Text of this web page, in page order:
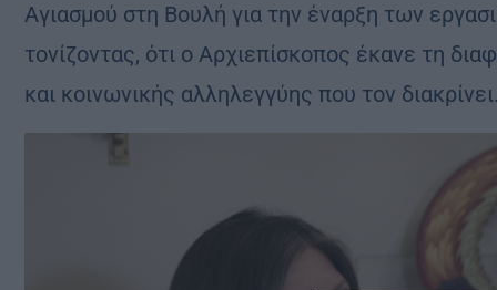
Αγιασμού στη Βουλή για την έναρξη των
τονίζοντας, ότι ο Αρχιεπίσκοπος έκανε τη
και κοινωνικής αλληλεγγύης που τον διακρίνει.